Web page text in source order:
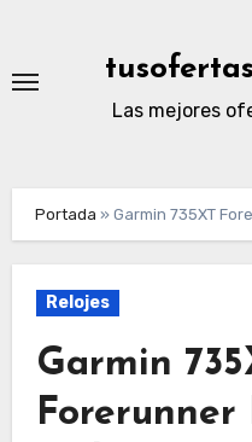
contenido
Las mejores
Portada »Garmin 735XT
Relojes
Garmin
Forerunner